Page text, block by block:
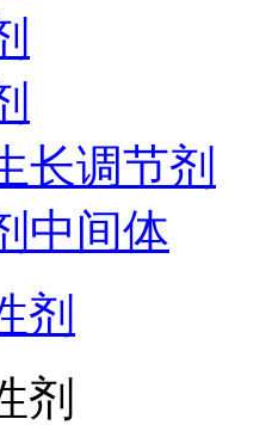
长调节剂
中间体
剂
剂